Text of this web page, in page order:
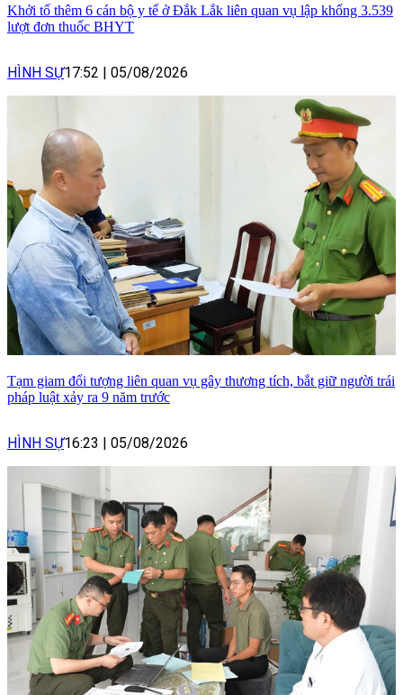
Khởi tố thêm 6 cán bộ y tế ở Đắk Lắk liên quan vụ lập khống 3.539
lượt đơn thuốc BHYT
HÌNH SỰ17:52 | 05/08/2026
Tạm giam đối tượng liên quan vụ gây thương tích, bắt giữ người trái
pháp luật xảy ra 9 năm trước
HÌNH SỰ16:23 | 05/08/2026